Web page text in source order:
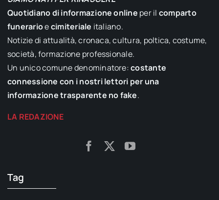
Quotidiano di informazione online per il comparto
funerarioecimiteriale italiano.
Notizie di attualità, cronaca, cultura, poltica, costume,
società, formazione professionale.
Un unico comune denominatore:costante
connessione con i nostri lettori per una
informazione trasparente no fake.
LA REDAZIONE
Tag